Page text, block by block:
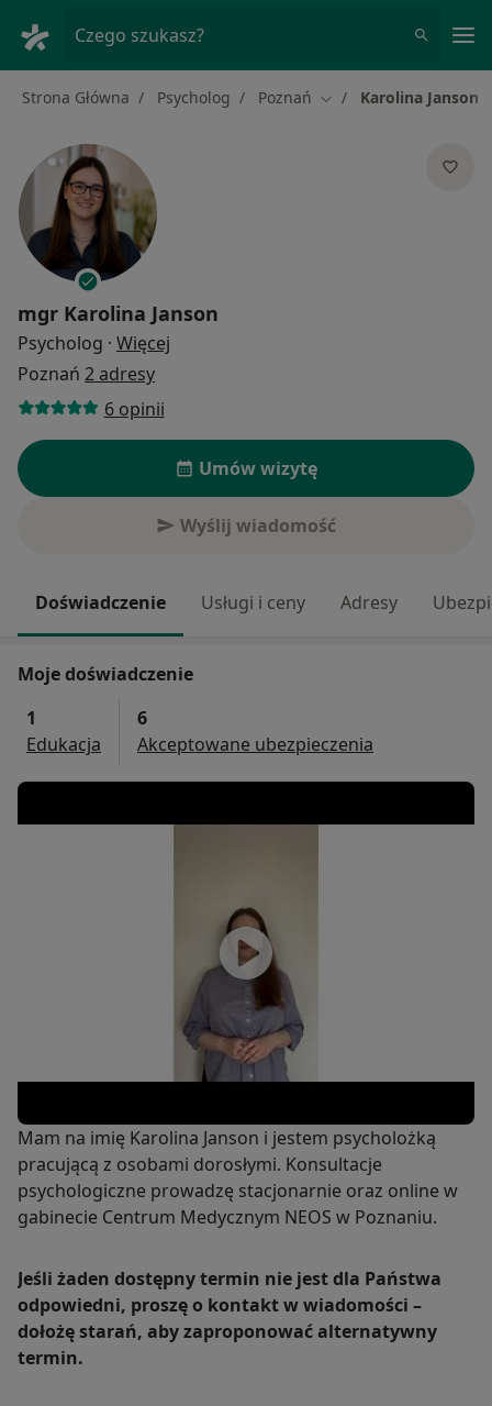
Czego szukasz?
Strona Główna Psycholog Poznań Zmień miasto
Karolina Janson
mgr Karolina Janson
Psycholog · Więcej
Poznań 2 adresy
6 opinii
Umów wizytę
Wyślij wiadomość
Doświadczenie Usługi i ceny Adresy
Moje doświadczenie
1
Edukacja
6
Akceptowane ubezpieczenia
Mam na imię Karolina Janson i jestem psycholożką
pracującą z osobami dorosłymi. Konsultacje
psychologiczne prowadzę stacjonarnie oraz online w
gabinecie Centrum Medycznym NEOS w Poznaniu.
Jeśli żaden dostępny termin nie jest dla Państwa
odpowiedni, proszę o kontakt w wiadomości –
dołożę starań, aby zaproponować alternatywny
termin.